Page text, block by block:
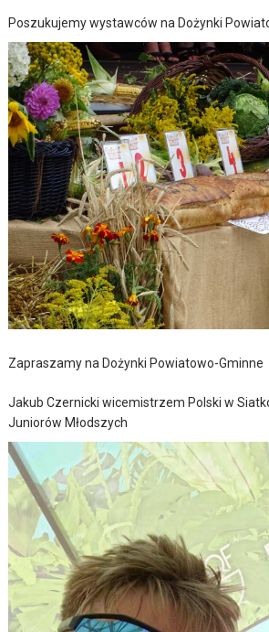
Poszukujemy wystawców na Dożynki
Zapraszamy na Dożynki Powiatowo-Gminne
Jakub Czernicki wicemistrzem Polski w
Juniorów Młodszych